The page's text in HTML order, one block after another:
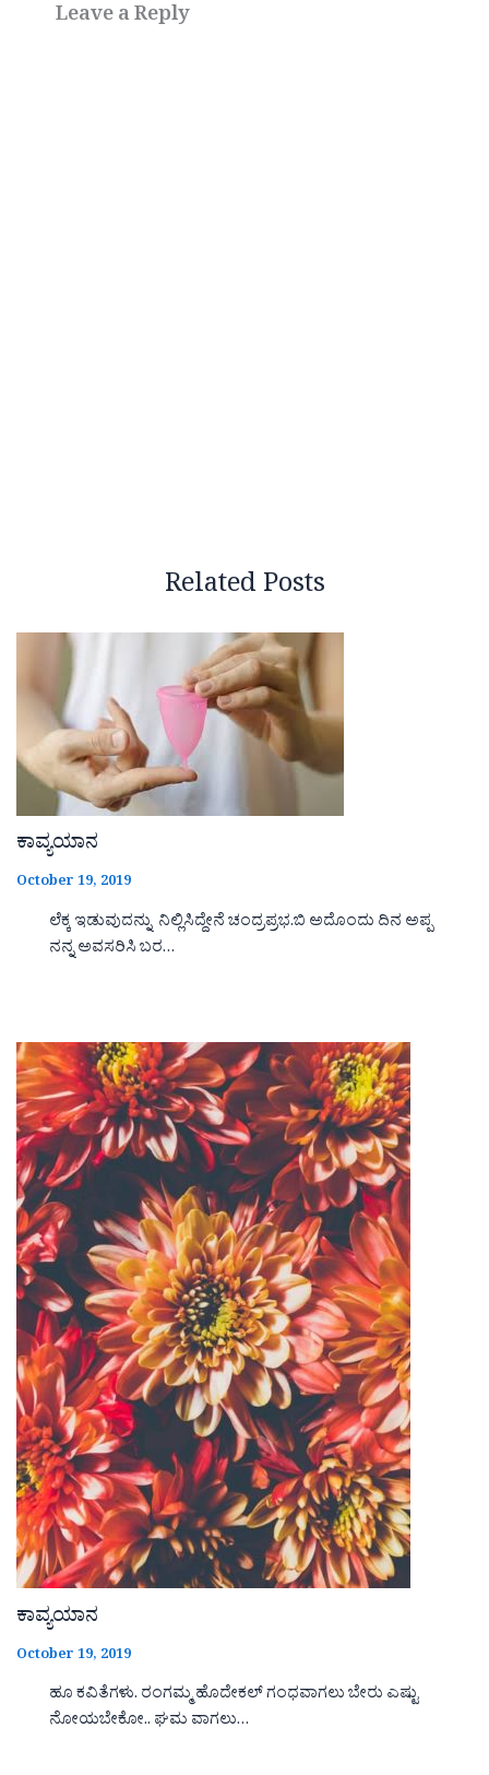
Leave a Reply
Related Posts
ಕಾವ್ಯಯಾನ
October 19, 2019
ಲೆಕ್ಕ ಇಡುವುದನ್ನು ನಿಲ್ಲಿಸಿದ್ದೇನೆ ಚಂದ್ರಪ್ರಭ.ಬಿ ಅದೊಂದು ದಿನ ಅಪ್ಪ
ನನ್ನ ಅವಸರಿಸಿ ಬರ…
ಕಾವ್ಯಯಾನ
October 19, 2019
ಹೂ ಕವಿತೆಗಳು. ರಂಗಮ್ಮ ಹೊದೇಕಲ್ ಗಂಧವಾಗಲು ಬೇರು ಎಷ್ಟು
ನೋಯಬೇಕೋ.. ಘಮ ವಾಗಲು…